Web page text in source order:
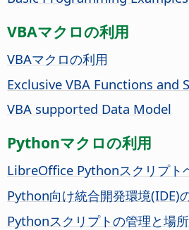
VBAマクロの利用
VBAマクロの利用
Exclusive VBA Functions and
VBA supported Data Model
Pythonマクロの利用
LibreOffice Pythonスクリプト
Python向け統合開発環境(IDE)
Pythonスクリプトの管理と場所